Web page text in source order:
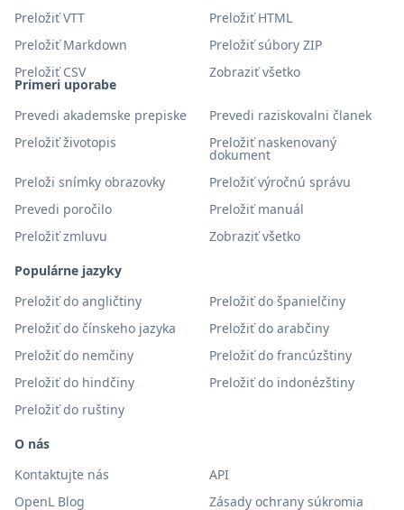
Primeri uporabe
Prevedi akademske prepiske
Prevedi raziskovalni članek
Preložiť životopis
Preložiť naskenovaný
dokument
Preloži snímky obrazovky
Preložiť výročnú správu
Prevedi poročilo
Preložiť manuál
Preložiť zmluvu
Zobraziť všetko
Populárne jazyky
Preložiť do angličtiny
Preložiť do španielčiny
Preložiť do čínskeho jazyka
Preložiť do arabčiny
Preložiť do nemčiny
Preložiť do francúzštiny
Preložiť do hindčiny
Preložiť do indonézštiny
Preložiť do ruštiny
Preložiť VTT
Preložiť HTML
Preložiť Markdown
Preložiť súbory ZIP
Preložiť CSV
Zobraziť všetko
O nás
Kontaktujte nás
API
OpenL Blog
Zásady ochrany súkromia